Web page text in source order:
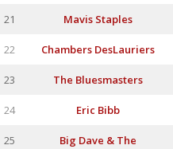
21 Mavis Staples
22 Chambers DesLauriers
23 The Bluesmasters
24 Eric Bibb
25
Big Dave & The